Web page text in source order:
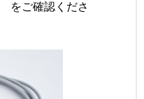
をご確認くださ